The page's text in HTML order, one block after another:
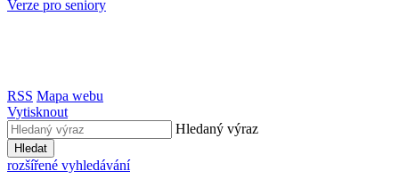
Verze pro seniory
RSS Mapa webu
Vytisknout
Hledaný výraz
Hledat
rozšířené vyhledávání